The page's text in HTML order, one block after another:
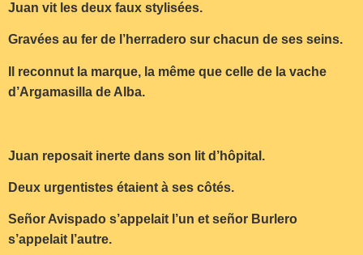
Juan vit les deux faux stylisées.
Gravées au fer de l’herradero sur chacun de ses seins.
Il reconnut la marque, la même que celle de la vache
d’Argamasilla de Alba.
Juan reposait inerte dans son lit d’hôpital.
Deux urgentistes étaient à ses côtés.
Señor Avispado s’appelait l’un et señor Burlero
s’appelait l’autre.